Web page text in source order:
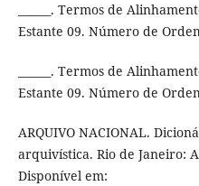
______. Termos de
Estante 09. Número de
______. Termos de
Estante 09. Número de
ARQUIVO NACIONAL.
arquivística. Rio de Janeiro:
Disponível em: